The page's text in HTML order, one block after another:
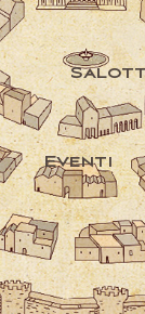
Eventi